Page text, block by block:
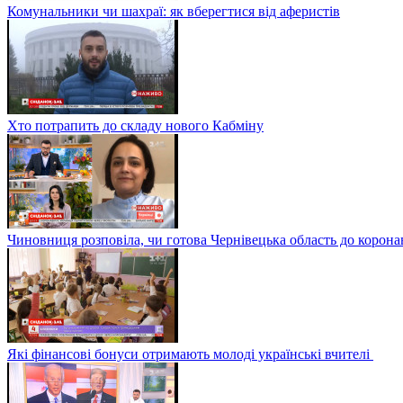
Комунальники чи шахраї: як вберегтися від аферистів
Хто потрапить до складу нового Кабміну
Чиновниця розповіла, чи готова Чернівецька область до
Які фінансові бонуси отримають молоді українські вчителі